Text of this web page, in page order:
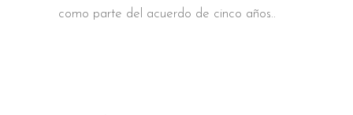
como parte del acuerdo de cinco años